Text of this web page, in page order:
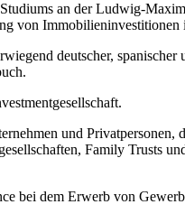
an der Ludwig-
von Immobilieninvestitionen
deutscher,
und Privatpersonen,
Family Trusts
bei dem Erwerb von